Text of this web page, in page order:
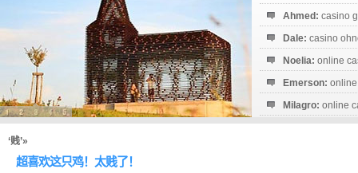
Ahmed: casino
Dale: casino
Noelia: online
Emerson:
Milagro: online
‘贱’»
超喜欢这只鸡！太贱了！